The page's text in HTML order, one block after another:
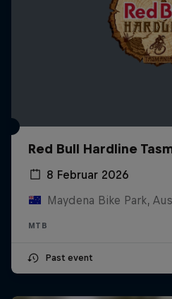
Red Bull Hardline
8 Februar 2026
Maydena Bike Park,
MTB
Past event